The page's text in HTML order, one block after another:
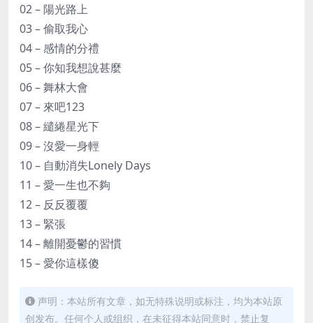
02 – 陽光路上
03 – 偷取我心
04 – 感情的分禮
05 – 你知我想說甚麼
06 – 舞林大會
07 – 來吧123
08 – 繾綣星光下
09 – 沒愛一身輕
10 – 自動消失Lonely Days
11 – 愛一生也不夠
12 – 反反覆覆
13 – 緊張
14 – 離開憂鬱的習慣
15 – 愛你這樣傻
声明：本站所有文章，如无特殊说明或标注，均为本站原
创发布。任何个人或组织，在未征得本站同意时，禁止复